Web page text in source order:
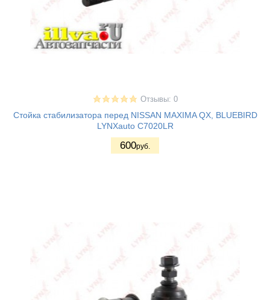
Отзывы: 0
Стойка стабилизатора перед NISSAN MAXIMA QX, BLUEBIRD
LYNXauto C7020LR
600руб.